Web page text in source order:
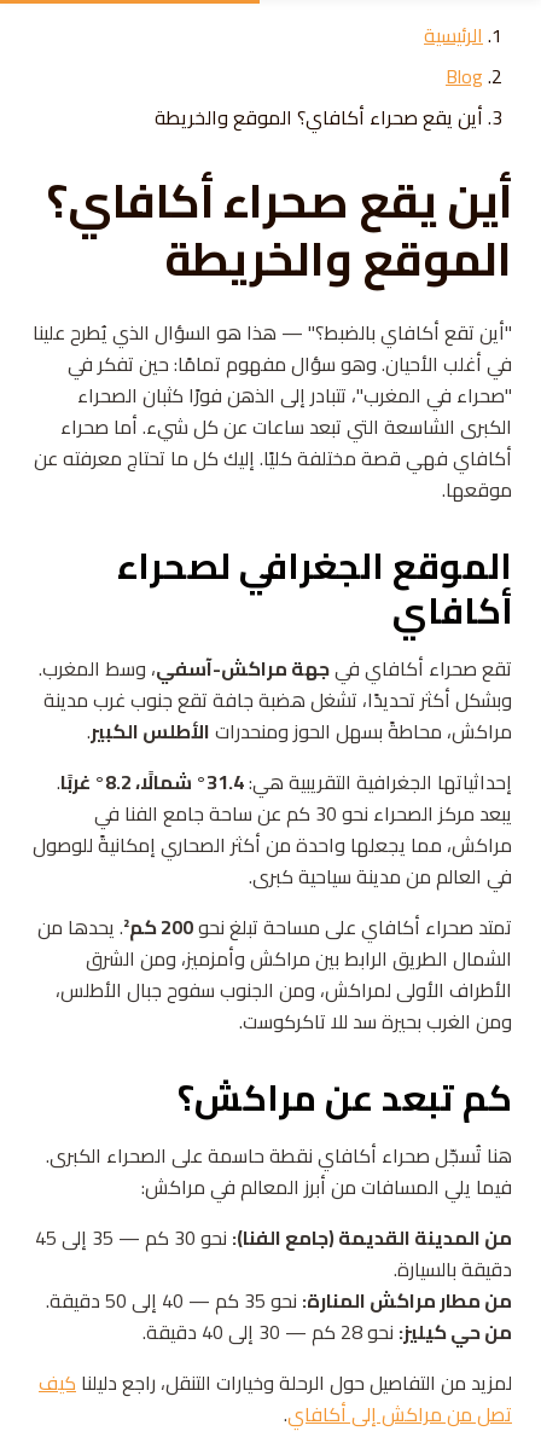
الرئيسية
Blog
أين يقع صحراء أكافاي؟ الموقع والخريطة
أين يقع صحراء أكافاي؟
الموقع والخريطة
"أين تقع أكافاي بالضبط؟" — هذا هو السؤال الذي يُطرح علينا
في أغلب الأحيان. وهو سؤال مفهوم تمامًا: حين تفكر في
"صحراء في المغرب"، تتبادر إلى الذهن فورًا كثبان الصحراء
الكبرى الشاسعة التي تبعد ساعات عن كل شيء. أما صحراء
أكافاي فهي قصة مختلفة كليًا. إليك كل ما تحتاج معرفته عن
موقعها.
الموقع الجغرافي لصحراء
أكافاي
تقع صحراء أكافاي فيجهة مراكش-آسفي، وسط المغرب.
وبشكل أكثر تحديدًا، تشغل هضبة جافة تقع جنوب غرب مدينة
مراكش، محاطةً بسهل الحوز ومنحدراتالأطلس الكبير.
إحداثياتها الجغرافية التقريبية هي:31.4° شمالًا، 8.2° غربًا
.
يبعد مركز الصحراء نحو 30 كم عن ساحة جامع الفنا في
مراكش، مما يجعلها واحدة من أكثر الصحاري إمكانيةً للوصول
في العالم من مدينة سياحية كبرى.
تمتد صحراء أكافاي على مساحة تبلغ نحو200 كم²
. يحدها من
الشمال الطريق الرابط بين مراكش وأمزميز، ومن الشرق
الأطراف الأولى لمراكش، ومن الجنوب سفوح جبال الأطلس،
ومن الغرب بحيرة سد للا تاكركوست.
كم تبعد عن مراكش؟
هنا تُسجّل صحراء أكافاي نقطة حاسمة على الصحراء الكبرى.
فيما يلي المسافات من أبرز المعالم في مراكش:
من المدينة القديمة (جامع الفنا):
نحو 30 كم — 35 إلى 45
دقيقة بالسيارة.
من مطار مراكش المنارة: نحو 35 كم — 40 إلى 50 دقيقة.
من حي كيليز: نحو 28 كم — 30 إلى 40 دقيقة.
لمزيد من التفاصيل حول الرحلة وخيارات التنقل، راجع دليلناكيف
تصل من مراكش إلى أكافاي.